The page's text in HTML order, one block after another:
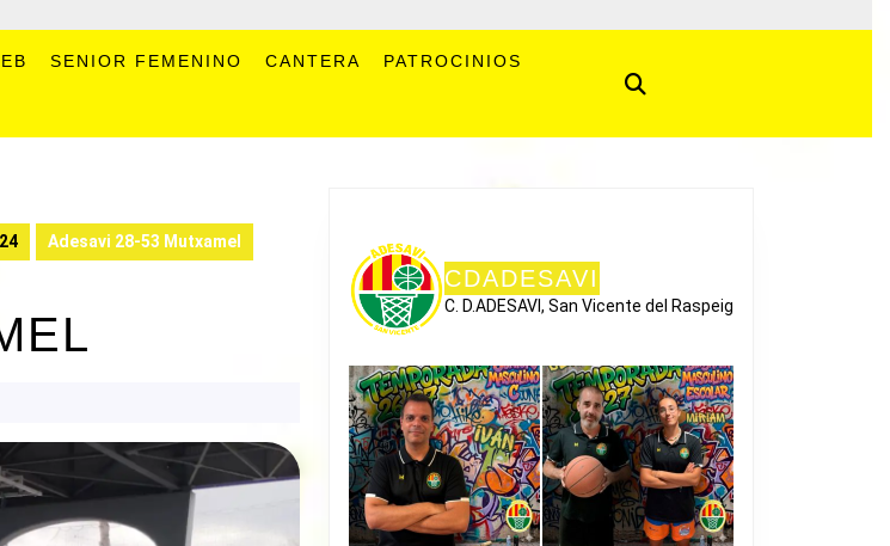
SENIOR FEMENINO CANTERA PATROCINIOS
Adesavi 28-53 Mutxamel
CDADESAVI
C. D.ADESAVI, San Vicente del Raspeig